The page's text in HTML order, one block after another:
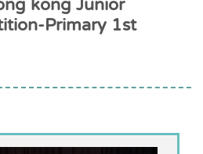
kong Junior
Primary 1st